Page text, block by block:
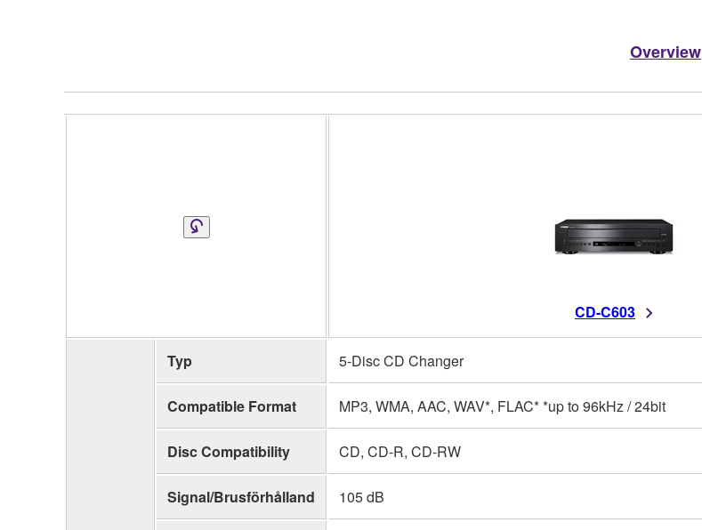
Overview
CD-C603
Typ 5-Disc CD Changer
Compatible Format MP3, WMA, AAC, WAV*, FLAC* *up to 96kHz / 24bit
Disc Compatibility CD, CD-R, CD-RW
Signal/Brusförhålland 105 dB